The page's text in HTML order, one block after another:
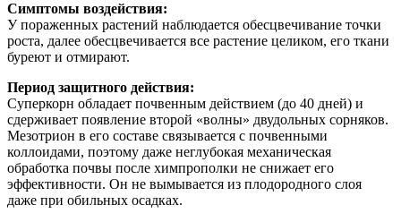
Симптомы воздействия:
У пораженных растений наблюдается обесцвечивание точки
роста, далее обесцвечивается все растение целиком, его ткани
буреют и отмирают.
Период защитного действия:
Суперкорн обладает почвенным действием (до 40 дней) и
сдерживает появление второй «волны» двудольных сорняков.
Мезотрион в его составе связывается с почвенными
коллоидами, поэтому даже неглубокая механическая
обработка почвы после химпрополки не снижает его
эффективности. Он не вымывается из плодородного слоя
даже при обильных осадках.